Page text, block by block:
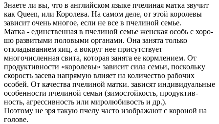
Знаете ли вы, что в английском языке пчелиная матка звучит
как Queen, или Королева. На самом деле, от этой королевы
зависит очень многое, если не все в пчелиной семье.
Матка - един­ст­вен­ная в пче­ли­ной се­мье жен­ская особь с хо­ро­
шо раз­ви­ты­ми по­ло­вы­ми ор­га­на­ми. Она занята только
откладыванием яиц, а вокруг нее присутствует
многочисленная свита, которая занята ее кормлением. От
продуктивности «королевы» зависит сила семьи, поскольку
скорость засева напрямую влияет на количество рабочих
особей. От ка­че­ст­ва пчелиной матки. за­ви­сят ин­ди­ви­ду­аль­ные
осо­бен­но­сти пче­ли­ной се­мьи (зи­мо­стой­кость, про­дук­тив­
ность, аг­рес­сив­ность или ми­ро­лю­би­вость и др.).
Поэтому не зря такую пчелу часто изображают с короной на
голове.